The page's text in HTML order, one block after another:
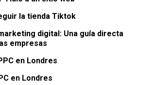
la tienda Tiktok
digital: Una guía directa
empresas
en Londres
en Londres